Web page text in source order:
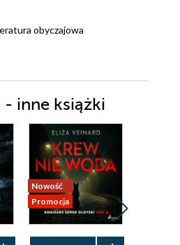
obyczajowa
- inne książki
Nowość
Promocja